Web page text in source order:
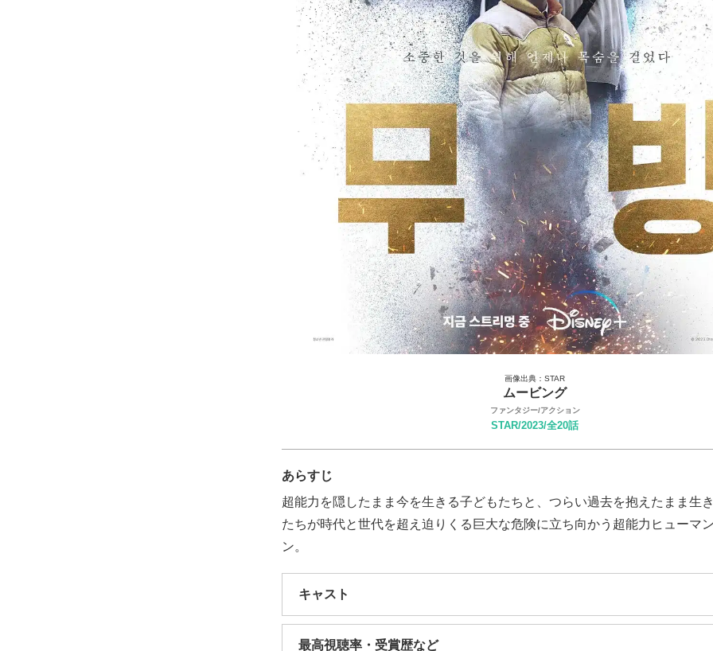
画像出典：STAR
ムービング
ファンタジー/アクション
STAR/2023/全20話
あらすじ
超能力を隠したまま今を生きる子どもたちと、つらい過去を抱えたまま生
たちが時代と世代を超え迫りくる巨大な危険に立ち向かう超能力ヒューマ
ン。
キャスト
最高視聴率・受賞歴など